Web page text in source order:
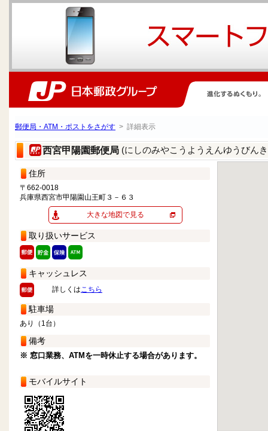
郵便局・ATM・ポストをさがす > 詳細表示
西宮甲陽園郵便局 (にしのみやこうようえんゆうびん
住所
〒662-0018
兵庫県西宮市甲陽園山王町３－６３
大きな地図で見る
取り扱いサービス
キャッシュレス
詳しくはこちら
駐車場
あり（1台）
備考
※ 窓口業務、ATMを一時休止する場合があります。
モバイルサイト